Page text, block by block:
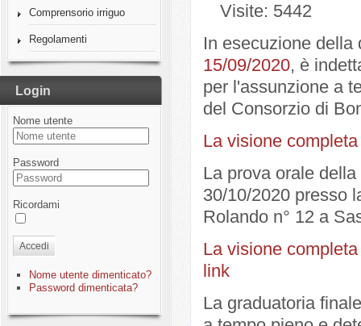
Comprensorio irriguo
Regolamenti
Login
Nome utente
Password
Ricordami
Accedi
Nome utente dimenticato?
Password dimenticata?
Visite: 5442
In esecuzione
15/09/2020, è
per l'assunzione a
del Consorzio di
La visione
La prova orale
30/10/2020 presso
Rolando n° 12 a
La visione
link
La graduatoria